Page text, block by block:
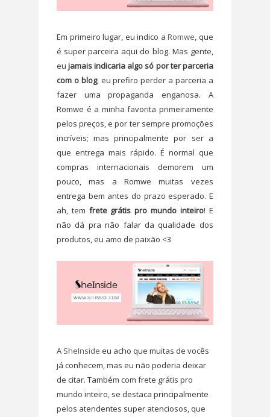
Em primeiro lugar, eu indico a Romwe, que
é super parceira aqui do blog. Mas gente,
eu jamais indicaria algo só por ter parceria
com o blog, eu prefiro perder a parceria a
fazer uma propaganda enganosa. A
Romwe é a minha favorita primeiramente
pelos preços, e por ter sempre promoções
incríveis; mas principalmente por ser a
que entrega mais rápido. É normal que
compras internacionais demorem um
pouco, mas a Romwe muitas vezes
entrega bem antes do prazo esperado. E
ah, tem frete grátis pro mundo inteiro! E
não dá pra não falar da qualidade dos
produtos, eu amo de paixão <3
A SheInside eu acho que muitas de vocês
já conhecem, mas eu não poderia deixar
de citar. Também com frete grátis pro
mundo inteiro, se destaca principalmente
pelos atendentes super atenciosos, que